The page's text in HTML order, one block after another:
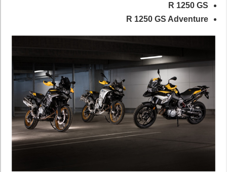
R 1250 GS
R 1250 GS Adventure